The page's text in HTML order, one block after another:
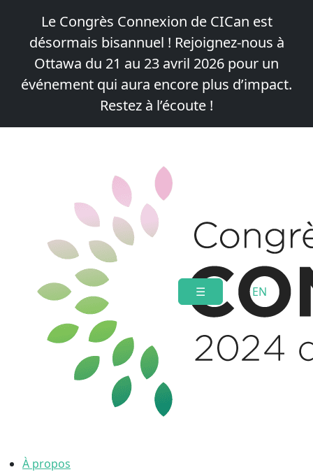
Le Congrès Connexion de CICan est
désormais bisannuel ! Rejoignez-nous à
Ottawa du 21 au 23 avril 2026 pour un
événement qui aura encore plus d’impact.
Restez à l’écoute !
☰ EN
À propos